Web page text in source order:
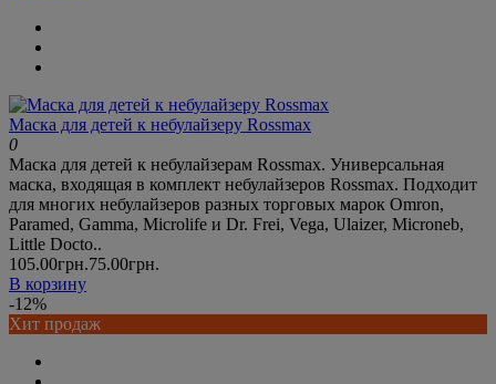
Маска для детей к небулайзеру Rossmax
0
Маска для детей к небулайзерам Rossmax. Универсальная
маска, входящая в комплект небулайзеров Rossmax. Подходит
для многих небулайзеров разных торговых марок Omron,
Paramed, Gamma, Microlife и Dr. Frei, Vega, Ulaizer, Microneb,
Little Docto..
105.00грн.75.00грн.
В корзину
-12%
Хит продаж